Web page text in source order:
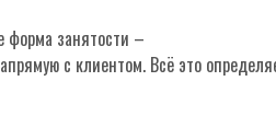
форма занятости –
с клиентом. Всё это